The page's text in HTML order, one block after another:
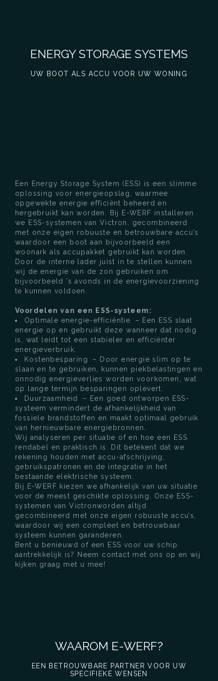
ENERGY STORAGE SYSTEMS
UW BOOT ALS ACCU VOOR UW WONING
Een Energy Storage System (ESS) is een slimme
oplossing voor energieopslag, waarmee
opgewekte energie efficiënt beheerd en
hergebruikt kan worden. Bij E-WERF installeren
we ESS-systemen van Victron, gecombineerd
met onze eigen robuuste en betrouwbare accu’s
waardoor een boot aan bijvoorbeeld een
woonark als accupakket gebruikt kan worden.
Door de interne lader juist in te stellen kunnen
wij de energie van de zon gebruiken om
bijvoorbeeld ’s avonds in de energievoorziening
te kunnen voldoen.
Voordelen van een ESS-systeem:
Optimale energie-efficiëntie – Een ESS slaat
energie op en gebruikt deze wanneer dat nodig
is, wat leidt tot een stabieler en efficiënter
energieverbruik.
Kostenbesparing – Door energie slim op te
slaan en te gebruiken, kunnen piekbelastingen en
onnodig energieverlies worden voorkomen, wat
op lange termijn besparingen oplevert.
Duurzaamheid – Een goed ontworpen ESS-
systeem vermindert de afhankelijkheid van
fossiele brandstoffen en maakt optimaal gebruik
van hernieuwbare energiebronnen.
Wij analyseren per situatie of en hoe een ESS
rendabel en praktisch is. Dit betekent dat we
rekening houden met accu-afschrijving,
gebruikspatronen en de integratie in het
bestaande elektrische systeem.
Bij E-WERF kiezen we afhankelijk van uw situatie
voor de meest geschikte oplossing. Onze ESS-
systemen van Victronworden altijd
gecombineerd met onze eigen robuuste accu’s,
waardoor wij een compleet en betrouwbaar
systeem kunnen garanderen.
Bent u benieuwd of een ESS voor uw schip
aantrekkelijk is? Neem contact met ons op en wij
kijken graag met u mee!
WAAROM E-WERF?
EEN BETROUWBARE PARTNER VOOR UW
SPECIFIEKE WENSEN